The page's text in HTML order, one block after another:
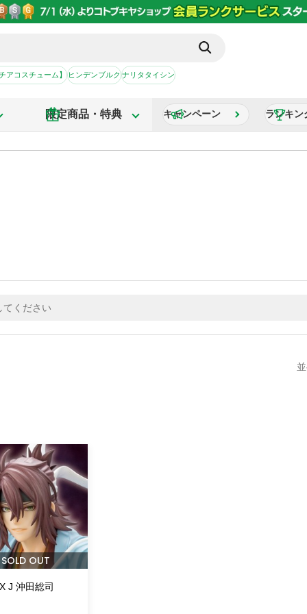
アコスチューム】ヒンデンブルクナリタタイシン
限定商品・特典 キャンペーン ランキン
SOLD OUT
J 沖田総司